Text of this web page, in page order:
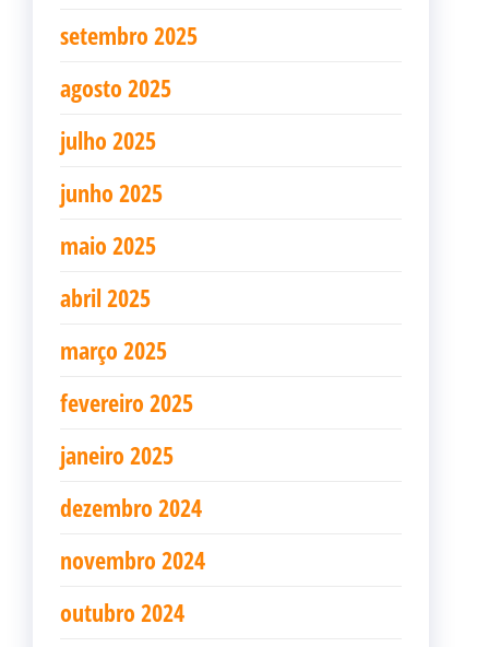
setembro 2025
agosto 2025
julho 2025
junho 2025
maio 2025
abril 2025
março 2025
fevereiro 2025
janeiro 2025
dezembro 2024
novembro 2024
outubro 2024